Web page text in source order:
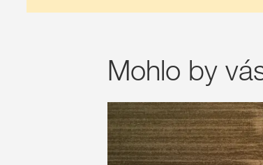
Mohlo by